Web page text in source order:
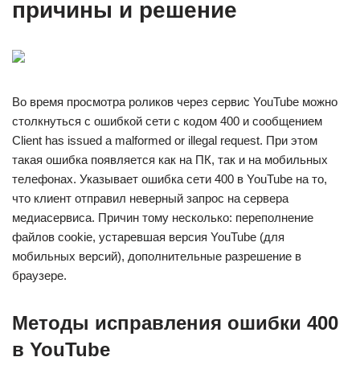
причины и решение
Во время просмотра роликов через сервис YouTube можно
столкнуться с ошибкой сети с кодом 400 и сообщением
Client has issued a malformed or illegal request. При этом
такая ошибка появляется как на ПК, так и на мобильных
телефонах. Указывает ошибка сети 400 в YouTube на то,
что клиент отправил неверный запрос на сервера
медиасервиса. Причин тому несколько: переполнение
файлов cookie, устаревшая версия YouTube (для
мобильных версий), дополнительные разрешение в
браузере.
Методы исправления ошибки 400
в YouTube